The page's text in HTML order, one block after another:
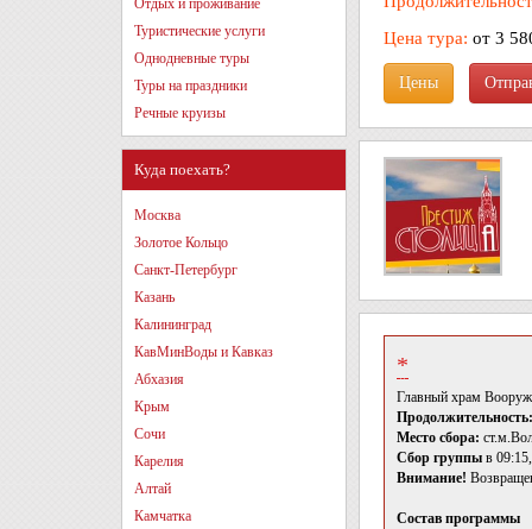
Отдых и проживание
Туристические услуги
Однодневные туры
Туры на праздники
Речные круизы
Куда поехать?
Москва
Золотое Кольцо
Санкт-Петербург
Казань
Калининград
КавМинВоды и Кавказ
Абхазия
Крым
Сочи
Карелия
Алтай
Камчатка
Цена тура: от 3
Цены
*
Главный храм
Продолжительность:
Место сбора:
Сбор группы в 09:15,
Внимание!
Состав программы